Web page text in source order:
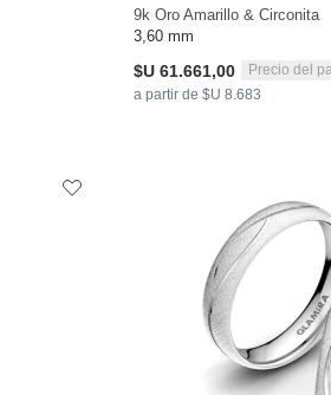
9k Oro Amarillo & Circonita
3,60 mm
$U 61.661,00
Precio del
a partir de $U 8.683